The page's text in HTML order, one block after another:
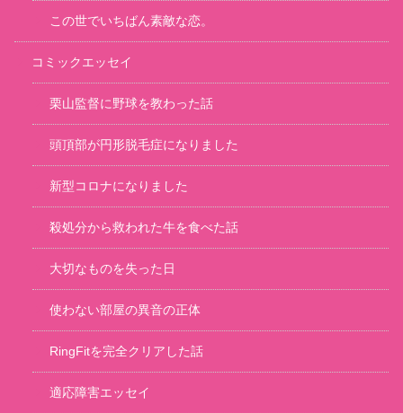
この世でいちばん素敵な恋。
コミックエッセイ
栗山監督に野球を教わった話
頭頂部が円形脱毛症になりました
新型コロナになりました
殺処分から救われた牛を食べた話
大切なものを失った日
使わない部屋の異音の正体
RingFitを完全クリアした話
適応障害エッセイ